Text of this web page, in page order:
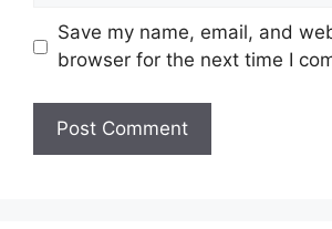
Save my name, email, and
browser for the next time I